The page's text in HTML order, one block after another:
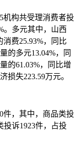
机构共受理消费者投
。多元其中，山西
费25.93%，同比
的多元13.04%，同
的61.03%，同比增
损失223.59万元。
件，其中，商品类投
投诉1923件，占投